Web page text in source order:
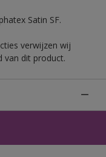
Satin SF.
verwijzen wij
van dit product.